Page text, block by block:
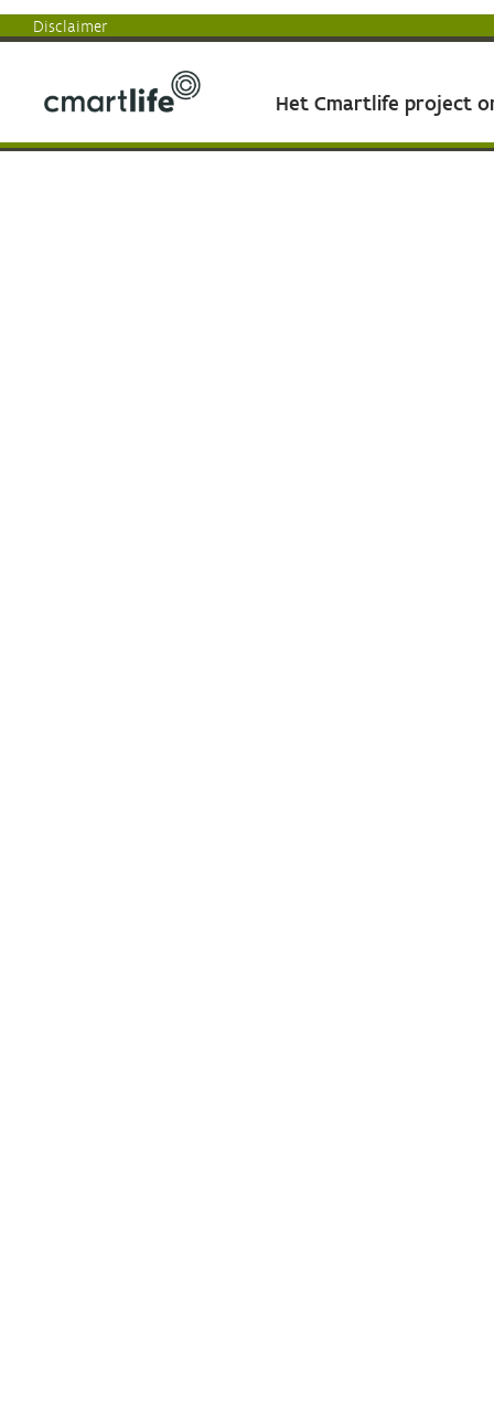
Disclaimer
Het Cmartlife project